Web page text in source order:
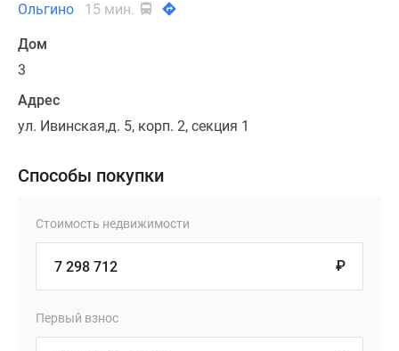
Ольгино
15 мин.
Дом
3
Адрес
ул. Ивинская,д. 5, корп. 2, секция 1
Способы покупки
Стоимость недвижимости
₽
Первый взнос